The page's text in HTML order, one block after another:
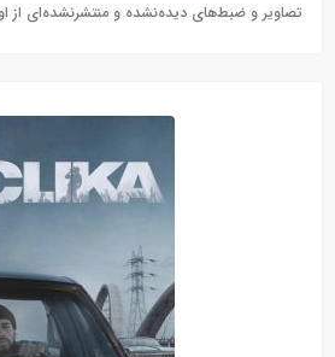
تصاویر و ضبط‌های دیده‌نشده و منتشرنشده‌ای از